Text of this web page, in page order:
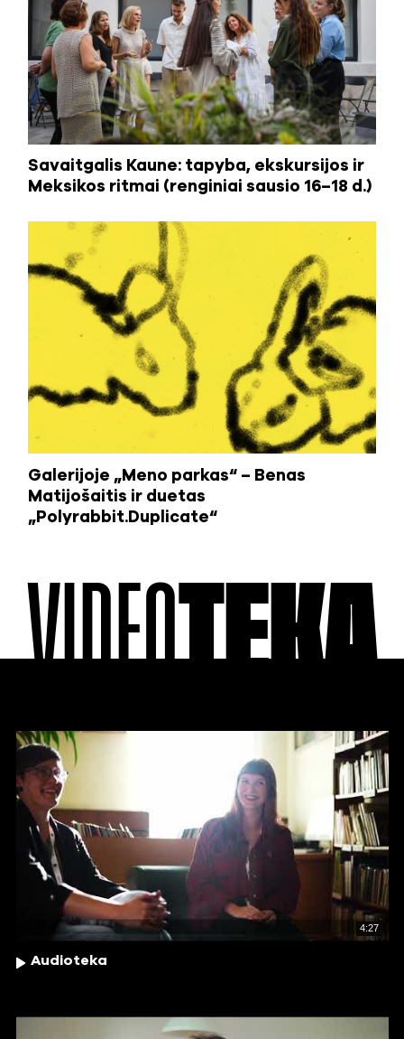
Savaitgalis Kaune: tapyba, ekskursijos ir
Meksikos ritmai (renginiai sausio 16–18 d.)
Galerijoje „Meno parkas“ – Benas
Matijošaitis ir duetas
„Polyrabbit.Duplicate“
VIDEOTEKA
4:27
Audioteka